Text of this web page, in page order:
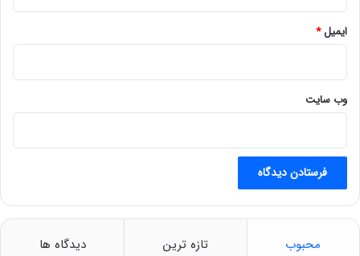
ایمیل*
وب‌ سایت
محبوب تازه ترین دیدگاه ها